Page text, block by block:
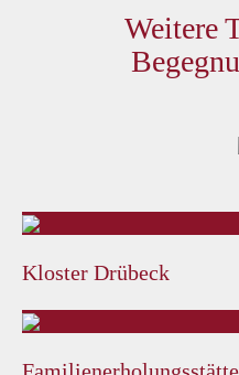
Weitere
Kloster Drübeck